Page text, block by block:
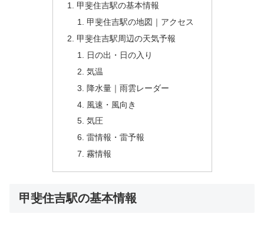
甲斐住吉駅の基本情報
甲斐住吉駅の地図｜アクセス
甲斐住吉駅周辺の天気予報
日の出・日の入り
気温
降水量｜雨雲レーダー
風速・風向き
気圧
雷情報・雷予報
霧情報
甲斐住吉駅の基本情報